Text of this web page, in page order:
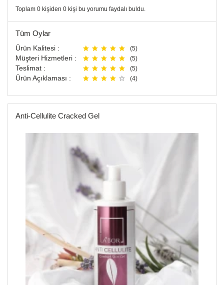
Toplam 0 kişiden 0 kişi bu yorumu faydalı buldu.
Tüm Oylar
Ürün Kalitesi : (5)
Müşteri Hizmetleri : (5)
Teslimat : (5)
Ürün Açıklaması : (4)
Anti-Cellulite Cracked Gel